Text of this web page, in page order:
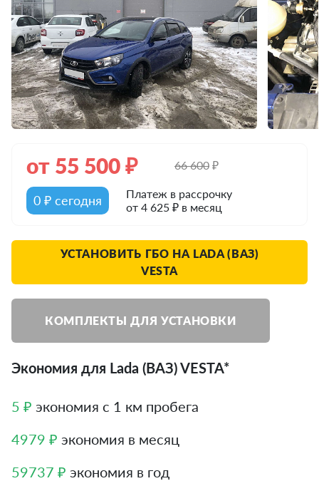
от 55 500₽ 66 600₽
0 ₽ сегодня
Платеж в рассрочку
от 4 625 ₽ в месяц
УСТАНОВИТЬ ГБО НА LADA (ВАЗ)
VESTA
КОМПЛЕКТЫ ДЛЯ УСТАНОВКИ
Экономия для Lada (ВАЗ) VESTA*
5 ₽ экономия с 1 км пробега
4979 ₽ экономия в месяц
59737 ₽ экономия в год